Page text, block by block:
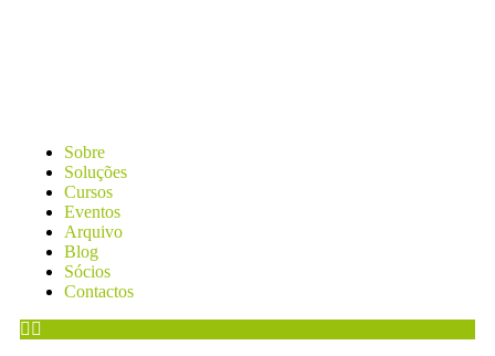
Sobre
Soluções
Cursos
Eventos
Arquivo
Blog
Sócios
Contactos